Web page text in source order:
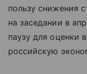
пользу снижения
на заседании в
паузу для оценки
российскую